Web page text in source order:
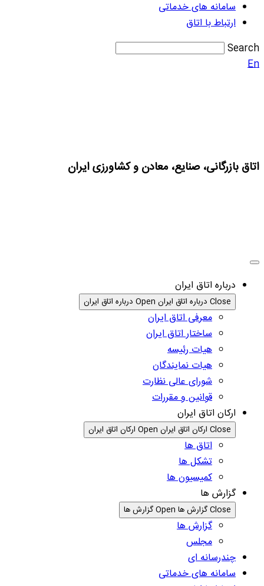
سامانه های خدماتی
ارتباط با اتاق
Search
En
اتاق بازرگانی، صنایع، معادن و کشاورزی ایران
درباره اتاق ایران
Close درباره اتاق ایران Open درباره اتاق ایران
معرفی اتاق ایران
ساختار اتاق ایران
هیات رئیسه
هیات نمایندگان
شورای عالی نظارت
قوانین و مقررات
ارکان اتاق ایران
Close ارکان اتاق ایران Open ارکان اتاق ایران
اتاق ها
تشکل ها
کمیسیون ها
گزارش ها
Close گزارش ها Open گزارش ها
گزارش ها
مجلس
چندرسانه ای
سامانه های خدماتی